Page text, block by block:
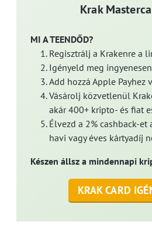
Krak
MI A TEENDŐD?
Regisztrálj a Krakenre a
Igényeld meg
Add hozzá Apple Payhez
Vásárolj közvetlenül
akár 400+ kripto- és fiat
Élvezd a 2% cashback-et
havi vagy éves kártyadíj
Készen állsz a mindennapi
KRAK CARD